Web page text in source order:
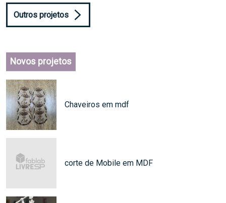
Outros projetos
Novos projetos
Chaveiros em mdf
corte de Mobile em MDF